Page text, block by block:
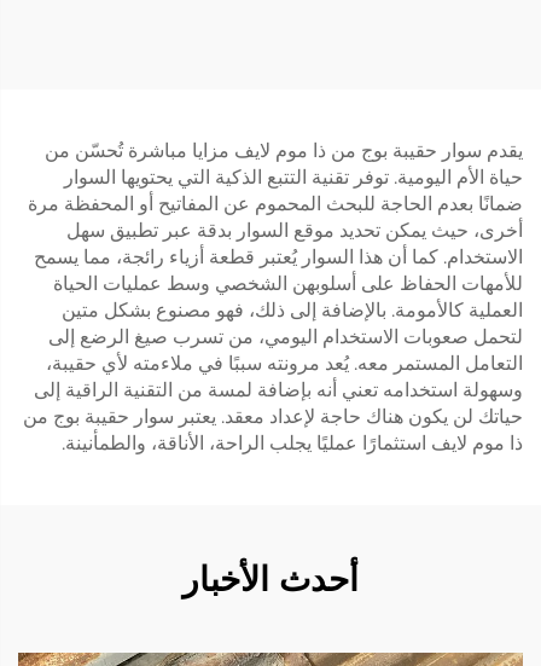
يقدم سوار حقيبة بوج من ذا موم لايف مزايا مباشرة تُحسّن من
حياة الأم اليومية. توفر تقنية التتبع الذكية التي يحتويها السوار
ضمانًا بعدم الحاجة للبحث المحموم عن المفاتيح أو المحفظة مرة
أخرى، حيث يمكن تحديد موقع السوار بدقة عبر تطبيق سهل
الاستخدام. كما أن هذا السوار يُعتبر قطعة أزياء رائجة، مما يسمح
للأمهات الحفاظ على أسلوبهن الشخصي وسط عمليات الحياة
العملية كالأمومة. بالإضافة إلى ذلك، فهو مصنوع بشكل متين
لتحمل صعوبات الاستخدام اليومي، من تسرب صيغ الرضع إلى
التعامل المستمر معه. يُعد مرونته سببًا في ملاءمته لأي حقيبة،
وسهولة استخدامه تعني أنه بإضافة لمسة من التقنية الراقية إلى
حياتك لن يكون هناك حاجة لإعداد معقد. يعتبر سوار حقيبة بوج من
ذا موم لايف استثمارًا عمليًا يجلب الراحة، الأناقة، والطمأنينة.
أحدث الأخبار